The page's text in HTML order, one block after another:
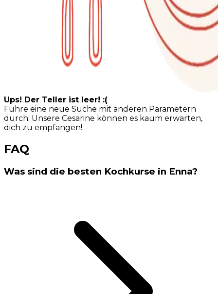
Ups! Der Teller ist leer! :(
Führe eine neue Suche mit anderen Parametern
durch: Unsere Cesarine können es kaum erwarten,
dich zu empfangen!
FAQ
Was sind die besten Kochkurse in Enna?